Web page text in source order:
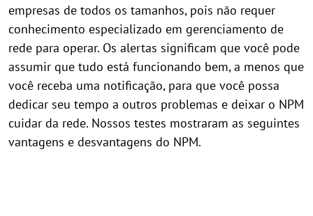
empresas de todos os tamanhos, pois não requer
conhecimento especializado em gerenciamento de
rede para operar. Os alertas significam que você pode
assumir que tudo está funcionando bem, a menos que
você receba uma notificação, para que você possa
dedicar seu tempo a outros problemas e deixar o NPM
cuidar da rede. Nossos testes mostraram as seguintes
vantagens e desvantagens do NPM.